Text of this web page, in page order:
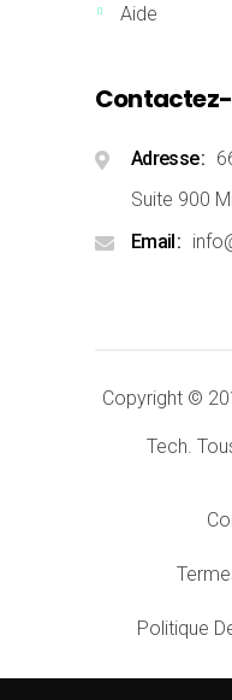
Aide
Adresse
Suite 900
Email
Copyright ©
Tech.
Politique